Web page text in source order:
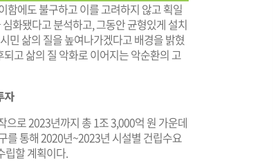
함에도 불구하고 이를 고려하지 않고 획일
화됐다고 분석하고, 그동안 균형있게 설치
민 삶의 질을 높여나가겠다고 배경을 밝혔
고 삶의 질 악화로 이어지는 악순환의 고
자
으로 2023년까지 총 1조 3,000억 원 가운데
를 통해 2020년~2023년 시설별 건립수요
립할 계획이다.